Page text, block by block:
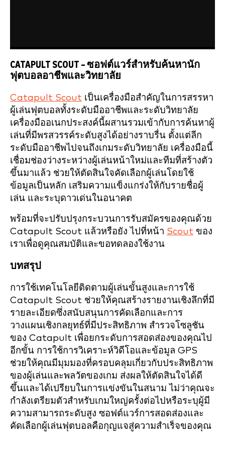
CATAPULT SCOUT – ซอฟต์แวร์สำหรับค้นหานัก
ฟุตบอลอาชีพและวิทยาลัย
Catapult Scout เป็นเครื่องมือสำคัญในการสรรหา
ผู้เล่นฟุตบอลทั้งระดับมืออาชีพและระดับวิทยาลัย
เครื่องมืออเนกประสงค์นี้ผสานรวมเข้ากับการค้นหาผู้
เล่นที่มีพรสวรรค์ระดับสูงได้อย่างราบรื่น ตั้งแต่ลีก
ระดับมืออาชีพไปจนถึงเกมระดับวิทยาลัย เครื่องมือนี้
เชื่อมช่องว่างระหว่างผู้เล่นหน้าใหม่และทีมที่สร้างตัว
ขึ้นมาแล้ว ช่วยให้ตัดสินใจคัดเลือกผู้เล่นโดยใช้
ข้อมูลเป็นหลัก เสริมความแข็งแกร่งให้กับรายชื่อผู้
เล่น และระบุดาวเด่นในอนาคต
พร้อมที่จะปรับปรุงกระบวนการรับสมัครของคุณด้วย
Catapult Scout แล้วหรือยัง ไปที่หน้า Scout ของ
เราเพื่อดูคุณสมบัติและขอทดลองใช้งาน
บทสรุป
การใช้เทคโนโลยีติดตามผู้เล่นขั้นสูงและการใช้
Catapult Scout ช่วยให้คุณสร้างรายงานเชิงลึกที่มี
รายละเอียดซึ่งสนับสนุนการคัดเลือกและการ
วางแผนเชิงกลยุทธ์ที่มีประสิทธิภาพ สำรวจโซลูชัน
ของ Catapult เพื่อยกระดับการสอดส่องของคุณไป
อีกขั้น การใช้การวิเคราะห์วิดีโอและข้อมูล GPS
ช่วยให้คุณมีมุมมองที่ครอบคลุมเกี่ยวกับประสิทธิภาพ
ของผู้เล่นและพลวัตของเกม ส่งผลให้ตัดสินใจได้ดี
ขึ้นและได้เปรียบในการแข่งขันในสนาม ไม่ว่าคุณจะ
กำลังเตรียมตัวสำหรับเกมใหญ่ครั้งต่อไปหรือระบุผู้มี
ความสามารถระดับสูง ซอฟต์แวร์การสอดส่องและ
คัดเลือกผู้เล่นฟุตบอลคือกุญแจสู่ความสำเร็จของคุณ